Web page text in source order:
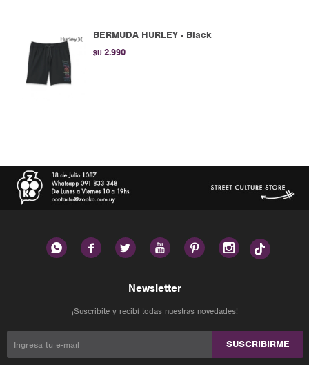
BERMUDA HURLEY - Black
$U 2.990
     
Newsletter
¡Suscribite y recibí todas nuestras novedades!
SUSCRIBIRME